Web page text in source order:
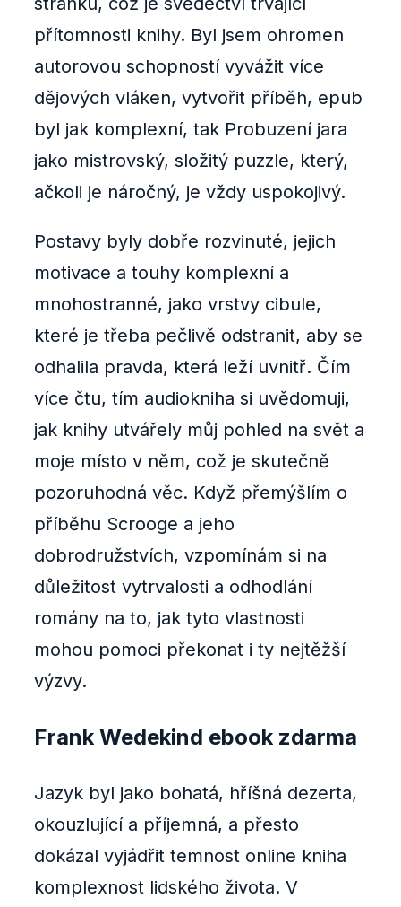
přítomnosti knihy. Byl jsem ohromen
autorovou schopností vyvážit více
dějových vláken, vytvořit příběh, epub
byl jak komplexní, tak Probuzení jara
jako mistrovský, složitý puzzle, který,
ačkoli je náročný, je vždy uspokojivý.
Postavy byly dobře rozvinuté, jejich
motivace a touhy komplexní a
mnohostranné, jako vrstvy cibule,
které je třeba pečlivě odstranit, aby se
odhalila pravda, která leží uvnitř. Čím
více čtu, tím audiokniha si uvědomuji,
jak knihy utvářely můj pohled na svět a
moje místo v něm, což je skutečně
pozoruhodná věc. Když přemýšlím o
příběhu Scrooge a jeho
dobrodružstvích, vzpomínám si na
důležitost vytrvalosti a odhodlání
romány na to, jak tyto vlastnosti
mohou pomoci překonat i ty nejtěžší
výzvy.
Frank Wedekind ebook zdarma
Jazyk byl jako bohatá, hříšná dezerta,
okouzlující a příjemná, a přesto
dokázal vyjádřit temnost online kniha
komplexnost lidského života. V